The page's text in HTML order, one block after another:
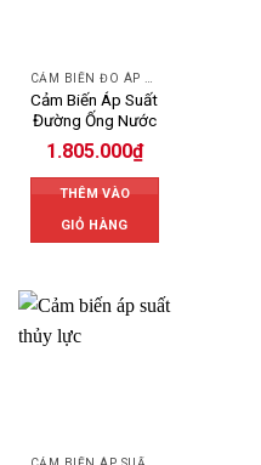
CẢM BIẾN ĐO ÁP SUẤT
Cảm Biến Áp Suất
Đường Ống Nước
1.805.000₫
THÊM VÀO
GIỎ HÀNG